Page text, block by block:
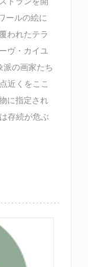
ールの絵に
われたテラ
ヴ・カイユ
の画家たち
近くをここ
に指定され
存続が危ぶ